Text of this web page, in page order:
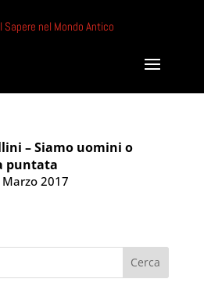
– Siamo uomini o
puntata
2017